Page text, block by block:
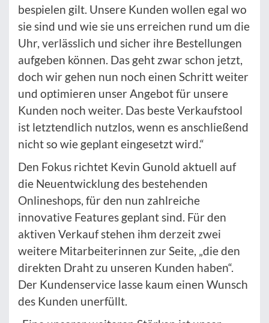
bespielen gilt. Unsere Kunden wollen egal wo
sie sind und wie sie uns erreichen rund um die
Uhr, verlässlich und sicher ihre Bestellungen
aufgeben können. Das geht zwar schon jetzt,
doch wir gehen nun noch einen Schritt weiter
und optimieren unser Angebot für unsere
Kunden noch weiter. Das beste Verkaufstool
ist letztendlich nutzlos, wenn es anschließend
nicht so wie geplant eingesetzt wird.“
Den Fokus richtet Kevin Gunold aktuell auf
die Neuentwicklung des bestehenden
Onlineshops, für den nun zahlreiche
innovative Features geplant sind. Für den
aktiven Verkauf stehen ihm derzeit zwei
weitere Mitarbeiterinnen zur Seite, „die den
direkten Draht zu unseren Kunden haben“.
Der Kundenservice lasse kaum einen Wunsch
des Kunden unerfüllt.